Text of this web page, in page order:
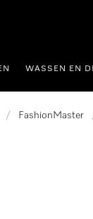
WASSEN EN
/ FashionMaster